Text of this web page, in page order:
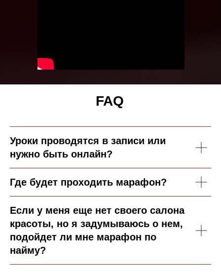
FAQ
видите роста уже долгое время
Ваши цели так и остаются
ДЛЯ ДЕЙСТВУЮЩИХ
ВЛАДЕЛЬЦЕВ BEAUTY-
БИЗНЕСА
Уроки проводятся в записи или
нужно быть онлайн?
Где будет проходить марафон?
Если у меня еще нет своего салона
красоты, но я задумываюсь о нем,
подойдет ли мне марафон по
найму?